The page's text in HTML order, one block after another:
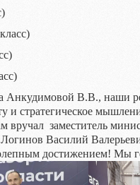
Анкудимовой В.В., наши
стратегическое
заместитель
Логинов Василий
достижением! Мы